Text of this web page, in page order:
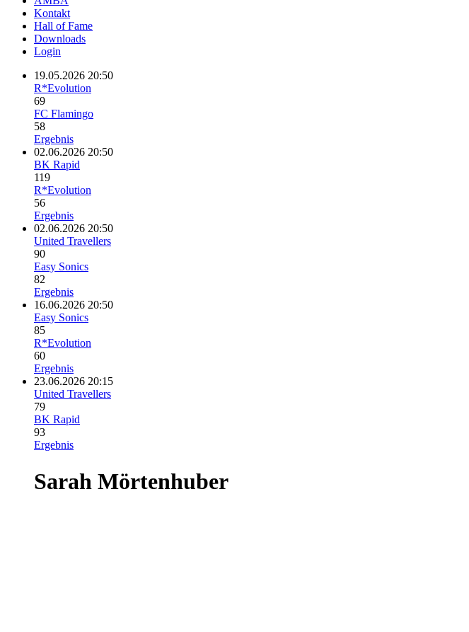
Kontakt
Hall of Fame
Downloads
Login
19.05.2026 20:50
R*Evolution
69
FC Flamingo
58
Ergebnis
02.06.2026 20:50
BK Rapid
119
R*Evolution
56
Ergebnis
02.06.2026 20:50
United Travellers
90
Easy Sonics
82
Ergebnis
16.06.2026 20:50
Easy Sonics
85
R*Evolution
60
Ergebnis
23.06.2026 20:15
United Travellers
79
BK Rapid
93
Ergebnis
Sarah Mörtenhuber